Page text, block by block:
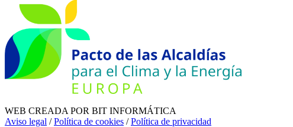
WEB CREADA POR BIT INFORMÁTICA
Aviso legal /Política de cookies /Política de privacidad